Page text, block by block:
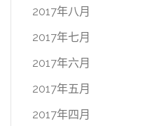
2017年八月
2017年七月
2017年六月
2017年五月
2017年四月